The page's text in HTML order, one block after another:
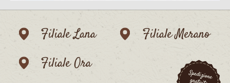
Filiale Lana
Filiale Merano
Filiale Ora